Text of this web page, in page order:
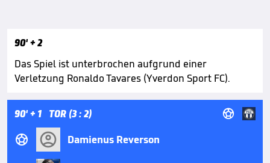
90'+ 2
Das Spiel ist unterbrochen aufgrund einer
Verletzung Ronaldo Tavares (Yverdon Sport FC).
90'+ 1 TOR (3 : 2) 
 Damienus Reverson